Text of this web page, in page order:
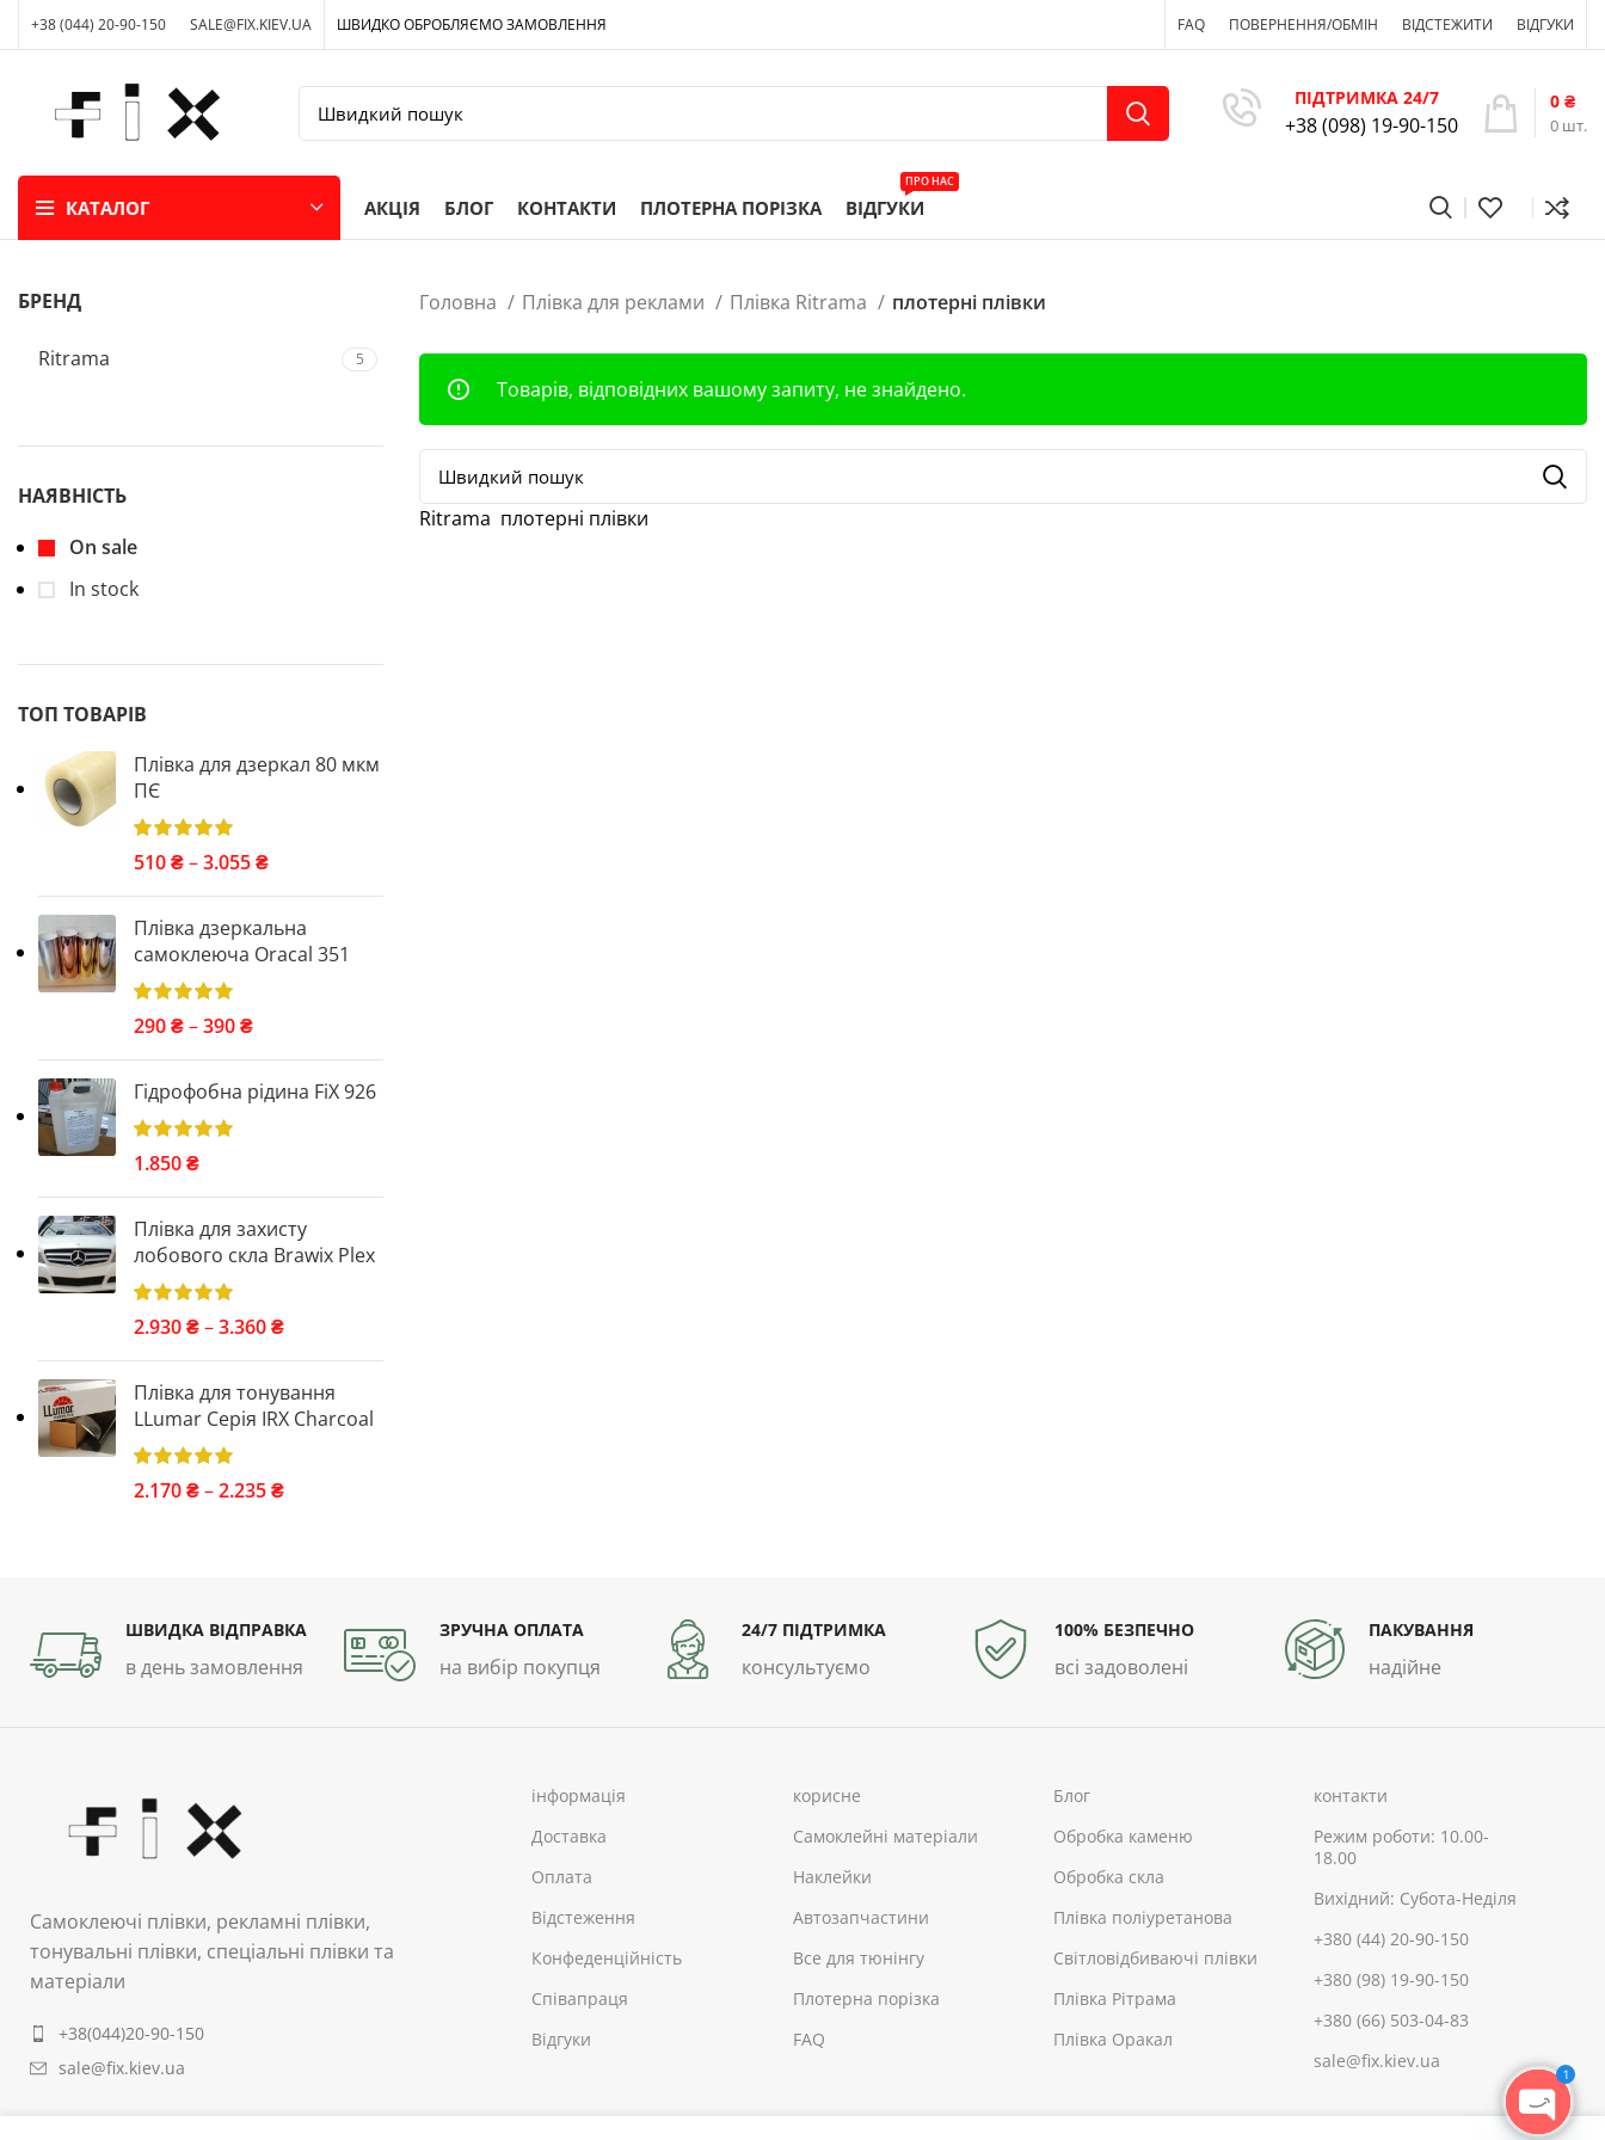
+38 (044) 20-90-150 SALE@FIX.KIEV.UA ШВИДКО ОБРОБЛЯЄМО ЗАМОВЛЕННЯ FAQ ПОВЕРНЕННЯ/ОБМІН ВІДСТЕЖИТИ ВІДГУКИ
ПІДТРИМКА 24/7
+38 (098) 19-90-150 0 шт.
0 ₴
КАТАЛОГ АКЦІЯ БЛОГ КОНТАКТИ ПЛОТЕРНА ПОРІЗКА ВІДГУКИ
ПРО НАС
БРЕНД
Ritrama 5
НАЯВНІСТЬ
On sale
In stock
ТОП ТОВАРІВ
Плівка для дзеркал 80 мкм
ПЄ
510₴–3.055₴
Плівка дзеркальна
самоклеюча Oracal 351
290₴–390₴
Гідрофобна рідина FiX 926
1.850₴
Плівка для захисту
лобового скла Brawix Plex
2.930₴–3.360₴
Плівка для тонування
LLumar Серія IRX Charcoal
2.170₴–2.235₴
Головна Плівка для реклами Плівка Ritrama плотерні плівки
Товарів, відповідних вашому запиту, не знайдено.
Ritrama плотерні плівки
ШВИДКА ВІДПРАВКА
в день замовлення
ЗРУЧНА ОПЛАТА
на вибір покупця
24/7 ПІДТРИМКА
консультуємо
100% БЕЗПЕЧНО
всі задоволені
ПАКУВАННЯ
надійне
Самоклеючі плівки, рекламні плівки,
тонувальні плівки, спеціальні плівки та
матеріали
+38(044)20-90-150
sale@fix.kiev.ua
інформація
Доставка
Оплата
Відстеження
Конфеденційність
Співапраця
Відгуки
корисне
Самоклейні матеріали
Наклейки
Автозапчастини
Все для тюнінгу
Плотерна порізка
FAQ
Блог
Обробка каменю
Обробка скла
Плівка поліуретанова
Світловідбиваючі плівки
Плівка Рітрама
Плівка Оракал
контакти
Режим роботи: 10.00-
18.00
Вихідний: Субота-Неділя
+380 (44) 20-90-150
+380 (98) 19-90-150
+380 (66) 503-04-83
sale@fix.kiev.ua
1